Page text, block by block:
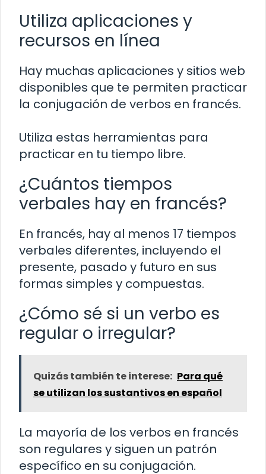
Utiliza aplicaciones y
recursos en línea
Hay muchas aplicaciones y sitios web
disponibles que te permiten practicar
la conjugación de verbos en francés.
Utiliza estas herramientas para
practicar en tu tiempo libre.
¿Cuántos tiempos
verbales hay en francés?
En francés, hay al menos 17 tiempos
verbales diferentes, incluyendo el
presente, pasado y futuro en sus
formas simples y compuestas.
¿Cómo sé si un verbo es
regular o irregular?
Quizás también te interese: Para qué
se utilizan los sustantivos en español
La mayoría de los verbos en francés
son regulares y siguen un patrón
específico en su conjugación.